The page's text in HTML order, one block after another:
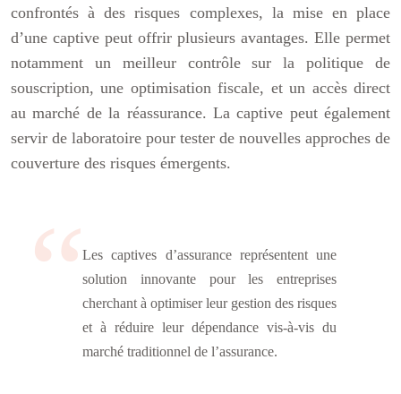
confrontés à des risques complexes, la mise en place
d’une captive peut offrir plusieurs avantages. Elle permet
notamment un meilleur contrôle sur la politique de
souscription, une optimisation fiscale, et un accès direct
au marché de la réassurance. La captive peut également
servir de laboratoire pour tester de nouvelles approches de
couverture des risques émergents.
Les captives d’assurance représentent une
solution innovante pour les entreprises
cherchant à optimiser leur gestion des risques
et à réduire leur dépendance vis-à-vis du
marché traditionnel de l’assurance.